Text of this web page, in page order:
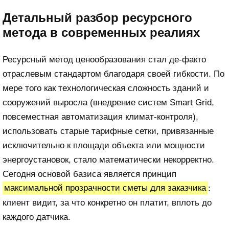
Детальный разбор ресурсного
метода в современных реалиях
Ресурсный метод ценообразования стал де-факто
отраслевым стандартом благодаря своей гибкости. По
мере того как технологическая сложность зданий и
сооружений выросла (внедрение систем Smart Grid,
повсеместная автоматизация климат-контроля),
использовать старые тарифные сетки, привязанные
исключительно к площади объекта или мощности
энергоустановок, стало математически некорректно.
Сегодня основой базиса является принцип
максимальной прозрачности сметы для заказчика :
клиент видит, за что конкретно он платит, вплоть до
каждого датчика.